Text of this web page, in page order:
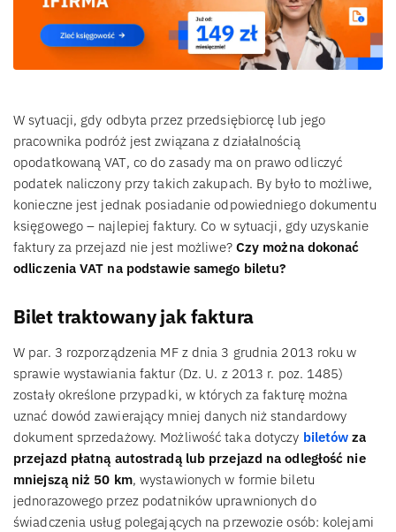
W sytuacji, gdy odbyta przez przedsiębiorcę lub jego
pracownika podróż jest związana z działalnością
opodatkowaną VAT, co do zasady ma on prawo odliczyć
podatek naliczony przy takich zakupach. By było to możliwe,
konieczne jest jednak posiadanie odpowiedniego dokumentu
księgowego – najlepiej faktury. Co w sytuacji, gdy uzyskanie
faktury za przejazd nie jest możliwe? Czy można dokonać
odliczenia VAT na podstawie samego biletu?
Bilet traktowany jak faktura
W par. 3 rozporządzenia MF z dnia 3 grudnia 2013 roku w
sprawie wystawiania faktur (Dz. U. z 2013 r. poz. 1485)
zostały określone przypadki, w których za fakturę można
uznać dowód zawierający mniej danych niż standardowy
dokument sprzedażowy. Możliwość taka dotyczy biletów za
przejazd płatną autostradą lub przejazd na odległość nie
mniejszą niż 50 km, wystawionych w formie biletu
jednorazowego przez podatników uprawnionych do
świadczenia usług polegających na przewozie osób: kolejami